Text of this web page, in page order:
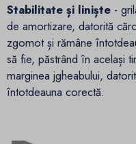
Stabilitate și liniște -
de amortizare, datorită
zgomot și rămâne
să fie, păstrând în același
marginea jgheabului,
întotdeauna corectă.